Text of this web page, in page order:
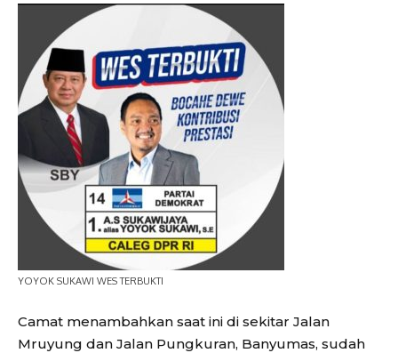
YOYOK SUKAWI WES TERBUKTI
Camat menambahkan saat ini di sekitar Jalan
Mruyung dan Jalan Pungkuran, Banyumas, sudah